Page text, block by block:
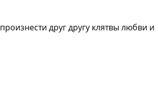
друг другу клятвы любви и